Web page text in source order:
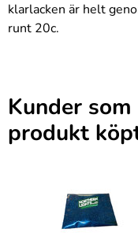
klarlacken är helt
runt 20c.
Kunder
produkt